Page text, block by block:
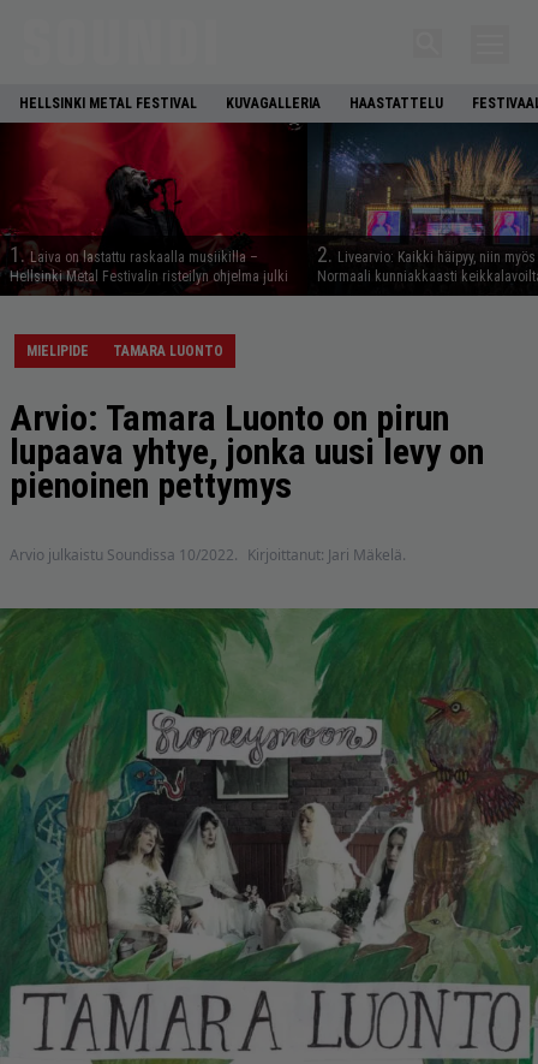
HELLSINKI METAL FESTIVAL KUVAGALLERIA HAASTATTELU
1. Laiva on lastattu raskaalla musiikilla –
Hellsinki Metal Festivalin risteilyn ohjelma julki
2. Livearvio: Kaikki häipyy, niin myös
Normaali kunniakkaasti
MIELIPIDE TAMARA LUONTO
Arvio: Tamara Luonto on pirun
lupaava yhtye, jonka uusi levy on
pienoinen pettymys
Arvio julkaistu Soundissa 10/2022. Kirjoittanut: Jari Mäkelä.